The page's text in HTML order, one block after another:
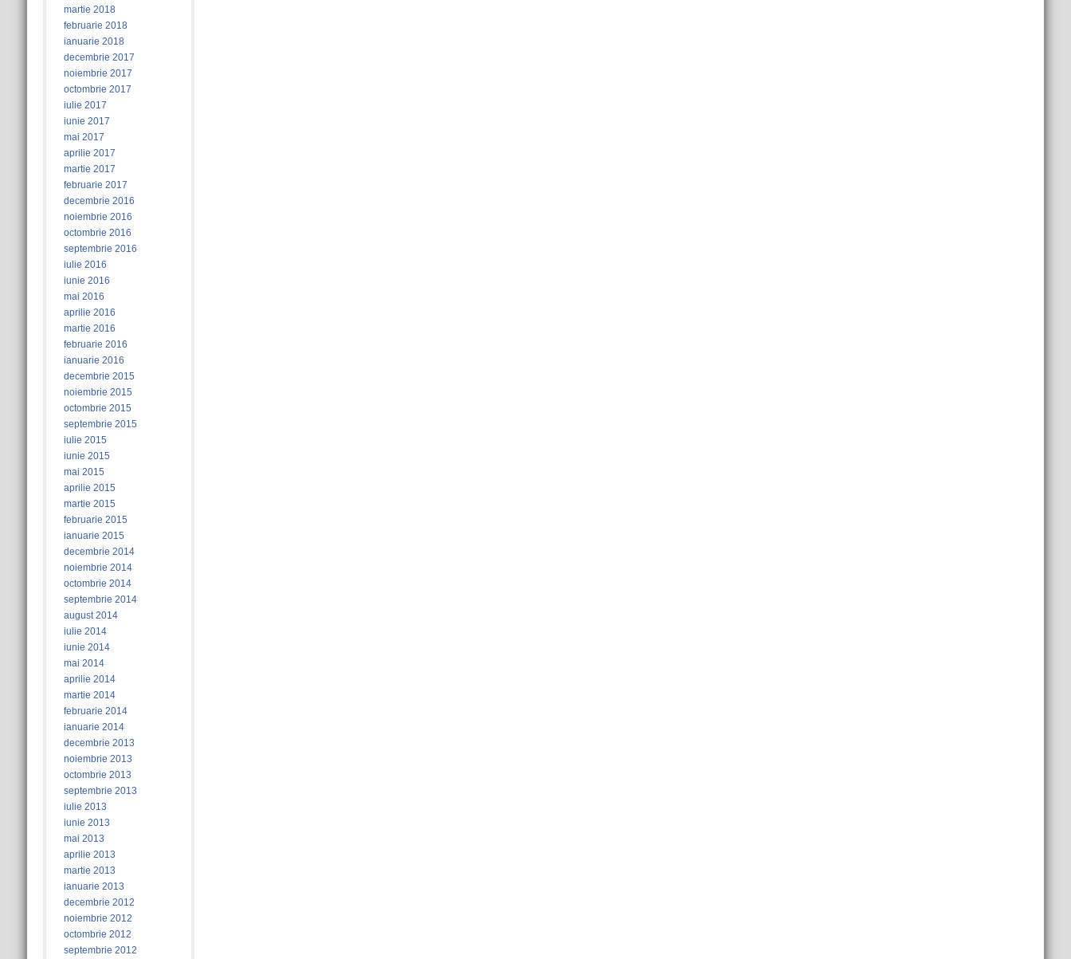
martie 2018
februarie 2018
ianuarie 2018
decembrie 2017
noiembrie 2017
octombrie 2017
iulie 2017
iunie 2017
mai 2017
aprilie 2017
martie 2017
februarie 2017
decembrie 2016
noiembrie 2016
octombrie 2016
septembrie 2016
iulie 2016
iunie 2016
mai 2016
aprilie 2016
martie 2016
februarie 2016
ianuarie 2016
decembrie 2015
noiembrie 2015
octombrie 2015
septembrie 2015
iulie 2015
iunie 2015
mai 2015
aprilie 2015
martie 2015
februarie 2015
ianuarie 2015
decembrie 2014
noiembrie 2014
octombrie 2014
septembrie 2014
august 2014
iulie 2014
iunie 2014
mai 2014
aprilie 2014
martie 2014
februarie 2014
ianuarie 2014
decembrie 2013
noiembrie 2013
octombrie 2013
septembrie 2013
iulie 2013
iunie 2013
mai 2013
aprilie 2013
martie 2013
ianuarie 2013
decembrie 2012
noiembrie 2012
octombrie 2012
septembrie 2012